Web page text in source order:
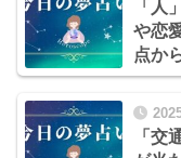
「人
や恋
点か
「交